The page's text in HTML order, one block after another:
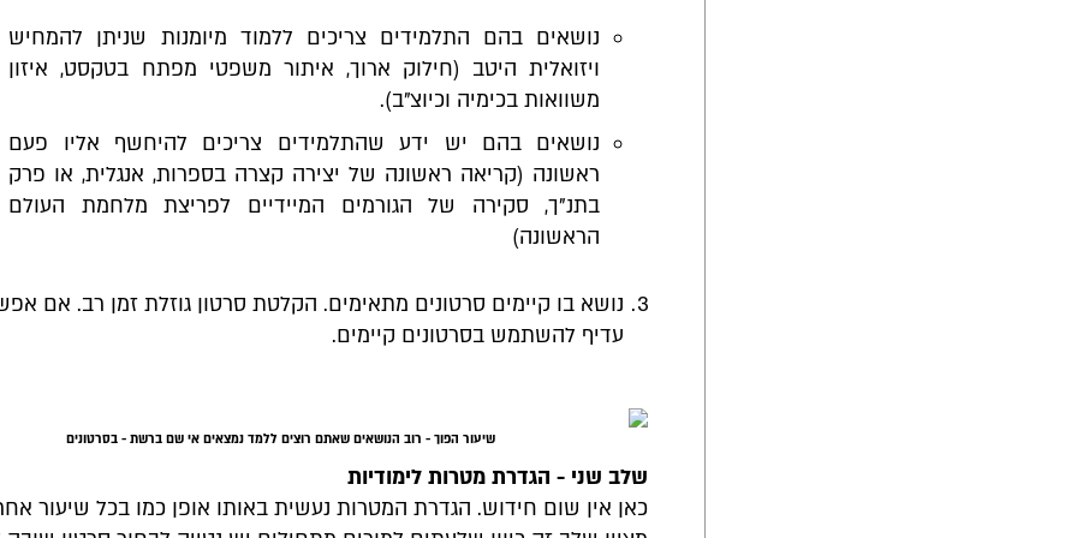
נושאים בהם התלמידים צריכים ללמוד מיומנות שניתן להמחיש
ויזואלית היטב (חילוק ארוך, איתור משפטי מפתח בטקסט, איזון
משוואות בכימיה וכיוצ"ב).
נושאים בהם יש ידע שהתלמידים צריכים להיחשף אליו פעם
ראשונה (קריאה ראשונה של יצירה קצרה בספרות, אנגלית, או פרק
בתנ"ך, סקירה של הגורמים המיידיים לפריצת מלחמת העולם
הראשונה)
נושא בו קיימים סרטונים מתאימים. הקלטת סרטון גוזלת זמן רב. אם
עדיף להשתמש בסרטונים קיימים.
שיעור הפוך - רוב הנושאים שאתם רוצים ללמד נמצאים אי שם ברשת - בסרטונים
שלב שני - הגדרת מטרות לימודיות
כאן אין שום חידוש. הגדרת המטרות נעשית באותו אופן כמו בכל שיעור